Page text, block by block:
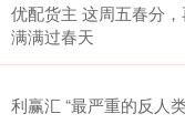
优配货主 这周五春分
满满过春天
利赢汇 “最严重的反人